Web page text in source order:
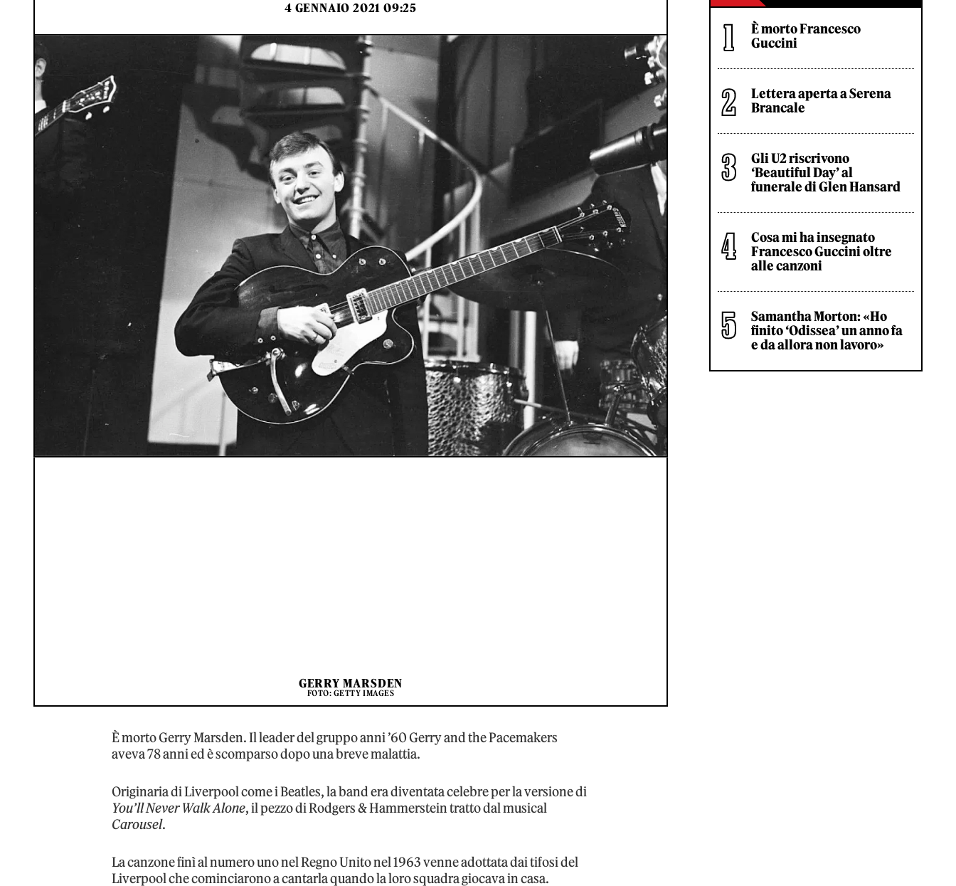
4 GENNAIO 2021 09:25
GERRY MARSDEN
FOTO: GETTY IMAGES
È morto Gerry Marsden. Il leader del gruppo anni ’60 Gerry and the Pacemakers
aveva 78 anni ed è scomparso dopo una breve malattia.
Originaria di Liverpool come i Beatles, la band era diventata celebre per la versione di
You’ll Never Walk Alone, il pezzo di Rodgers & Hammerstein tratto dal musical
Carousel.
La canzone finì al numero uno nel Regno Unito nel 1963 venne adottata dai tifosi del
Liverpool che cominciarono a cantarla quando la loro squadra giocava in casa.
È morto Francesco
Guccini
Lettera aperta a Serena
Brancale
Gli U2 riscrivono
‘Beautiful Day’ al
funerale di Glen Hansard
Cosa mi ha insegnato
Francesco Guccini oltre
alle canzoni
Samantha Morton: «Ho
finito ‘Odissea’ un anno fa
e da allora non lavoro»